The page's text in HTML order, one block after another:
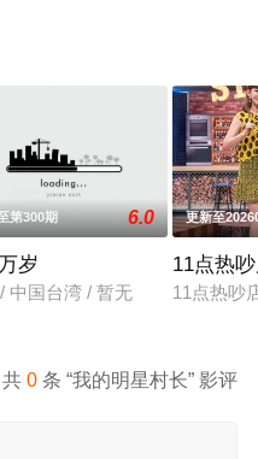
迎的命理节目,各类风水、星
第300期 6.0
岁
中国台湾 / 暂无
更新至
11点热
11点热吵
共0 条 “我的明星村长” 影评